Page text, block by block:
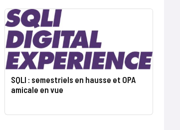
SQLI : semestriels en hausse et OPA
amicale en vue